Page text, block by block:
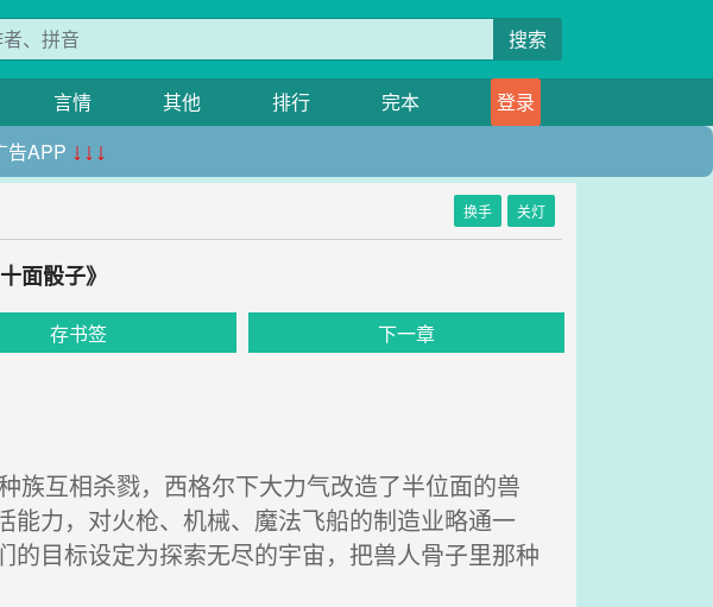
搜索
言情 其他 排行 完本
登录
告APP ↓↓↓
换手 关灯
面骰子》
存书签 下一章
互相杀戮，西格尔下大力气改造了半位面的兽
力，对火枪、机械、魔法飞船的制造业略通一
目标设定为探索无尽的宇宙，把兽人骨子里那种